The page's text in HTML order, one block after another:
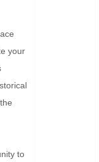
your
to